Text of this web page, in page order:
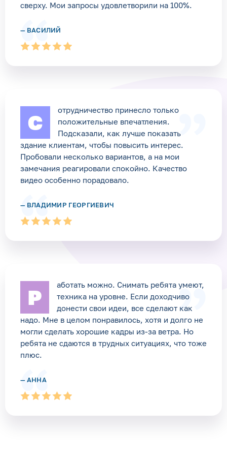
сверху. Мои запросы удовлетворили на 100%.
— ВАСИЛИЙ
С
отрудничество принесло только
положительные впечатления.
Подсказали, как лучше показать
здание клиентам, чтобы повысить интерес.
Пробовали несколько вариантов, а на мои
замечания реагировали спокойно. Качество
видео особенно порадовало.
— ВЛАДИМИР ГЕОРГИЕВИЧ
Р
аботать можно. Снимать ребята умеют,
техника на уровне. Если доходчиво
донести свои идеи, все сделают как
надо. Мне в целом понравилось, хотя и долго не
могли сделать хорошие кадры из-за ветра. Но
ребята не сдаются в трудных ситуациях, что тоже
плюс.
— АННА